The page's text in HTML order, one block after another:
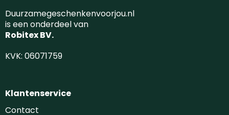
Duurzamegeschenkenvoorjou.nl
is een onderdeel van
Robitex BV.
KVK: 06071759
Klantenservice
Contact